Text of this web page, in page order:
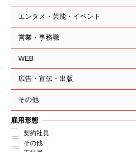
エンタメ・芸能・イベント
営業・事務職
WEB
広告・宣伝・出版
その他
雇用形態
契約社員
その他